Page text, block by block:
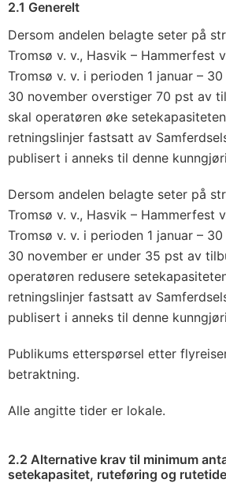
2.1 Generelt
Dersom andelen belagte seter på
Tromsø v. v., Hasvik – Hammerfest
Tromsø v. v. i perioden 1 januar –
30 november overstiger 70 pst av
skal operatøren øke
retningslinjer fastsatt av
publisert i anneks til denne
Dersom andelen belagte seter på
Tromsø v. v., Hasvik – Hammerfest
Tromsø v. v. i perioden 1 januar –
30 november er under 35 pst av
operatøren redusere
retningslinjer fastsatt av
publisert i anneks til denne
Publikums etterspørsel etter
betraktning.
Alle angitte tider er lokale.
2.2 Alternative krav til minimum
setekapasitet, ruteføring og